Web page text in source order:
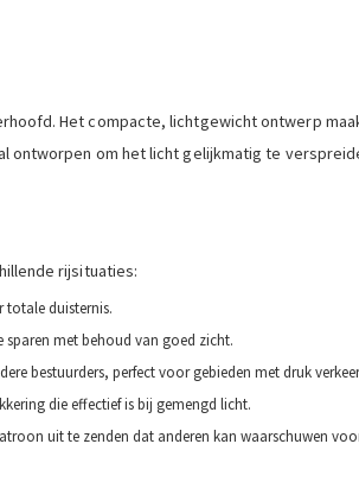
Het compacte, lichtgewicht ontwerp
ontworpen om het licht gelijkmatig te
rijsituaties:
totale duisternis.
met behoud van goed zicht.
bestuurders, perfect voor gebieden met druk
die effectief is bij gemengd licht.
uit te zenden dat anderen kan waarschuwen